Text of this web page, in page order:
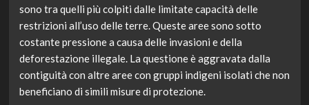
sono tra quelli più colpiti dalle limitate capacità delle
restrizioni all’uso delle terre. Queste aree sono sotto
costante pressione a causa delle invasioni e della
deforestazione illegale. La questione è aggravata dalla
contiguità con altre aree con gruppi indigeni isolati che non
beneficiano di simili misure di protezione.